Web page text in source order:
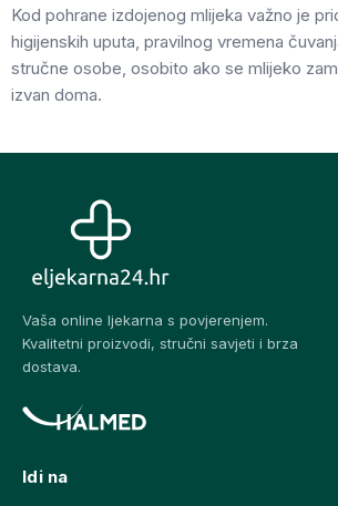
Kod pohrane izdojenog mlijeka važno je
higijenskih uputa, pravilnog vremena
stručne osobe, osobito ako se mlijeko
izvan doma.
Vaša online ljekarna s povjerenjem.
Kvalitetni proizvodi, stručni savjeti i brza
dostava.
Idi na